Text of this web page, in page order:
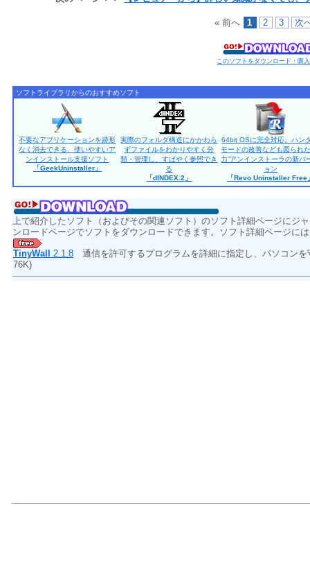
« 前へ 1 2 3 次
このソフトをダウンロード・購
ソフトライブラリからのおすすめソフト
不要なアプリケーションを跡形
なく消去できる、使いやすいア
ンインストール支援ソフト
「GeekUninstaller」
実際のフォルダ構造にかかわら
ずファイルをわかりやすく分
類・管理し、すばやく参照でき
る
「dINDEX.2」
64bit OSに完全対応。ハン
モードの改善なども図られ
力”アンインストーラの新バ
ョン
「Revo Uninstaller Free
上で紹介したソフト（およびその関連ソフト）のソフト詳細ページにジ
ンロードページでソフトをダウンロードできます。ソフト詳細ページに
TinyWall 2.1.8 通信を許可するプログラムを詳細に指定し、パソコン
76K)